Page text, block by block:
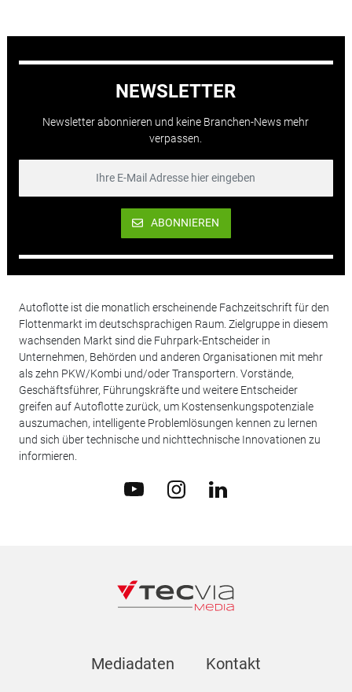
NEWSLETTER
Newsletter abonnieren und keine Branchen-News mehr
verpassen.
ABONNIEREN
Autoflotte ist die monatlich erscheinende Fachzeitschrift für den
Flottenmarkt im deutschsprachigen Raum. Zielgruppe in diesem
wachsenden Markt sind die Fuhrpark-Entscheider in
Unternehmen, Behörden und anderen Organisationen mit mehr
als zehn PKW/Kombi und/oder Transportern. Vorstände,
Geschäftsführer, Führungskräfte und weitere Entscheider
greifen auf Autoflotte zurück, um Kostensenkungspotenziale
auszumachen, intelligente Problemlösungen kennen zu lernen
und sich über technische und nichttechnische Innovationen zu
informieren.
Mediadaten Kontakt